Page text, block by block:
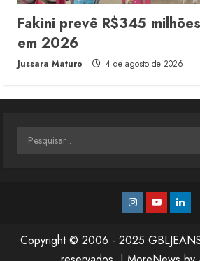
Fakini prevê R$345
em 2026
Jussara Maturo 4 de agosto de 2026
Pesquisar
Instagram
Youtube
Copyright © 2006 - 2025